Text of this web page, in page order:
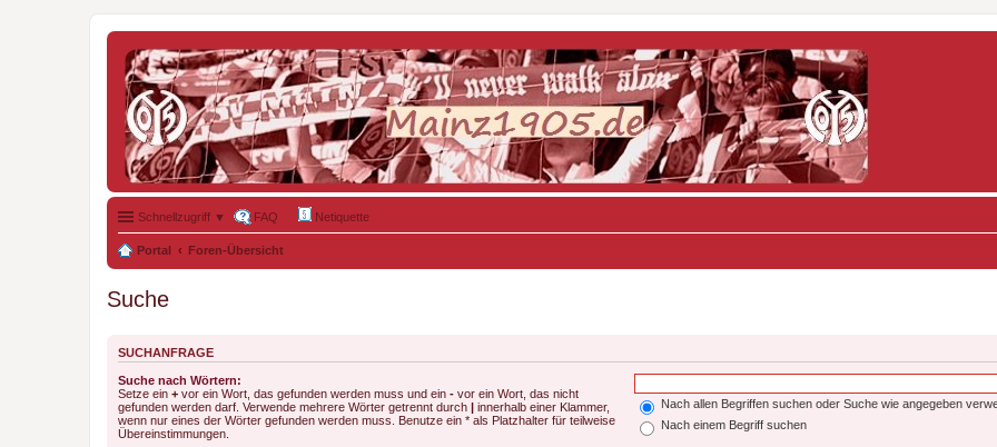
Schnellzugriff ▼ FAQ Netiquette
Portal Foren-Übersicht
Suche
SUCHANFRAGE
Suche nach Wörtern:
Setze ein + vor ein Wort, das gefunden werden muss und ein - vor ein Wort, das nicht
gefunden werden darf. Verwende mehrere Wörter getrennt durch | innerhalb einer Klammer,
wenn nur eines der Wörter gefunden werden muss. Benutze ein * als Platzhalter für teilweise
Übereinstimmungen.
Nach allen Begriffen suchen oder Suche wie angegeben
Nach einem Begriff suchen